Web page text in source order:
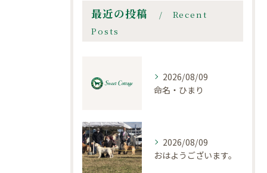
最近の投稿
Recent
Posts
2026/08/09
命名・ひまり
2026/08/09
おはようございます。